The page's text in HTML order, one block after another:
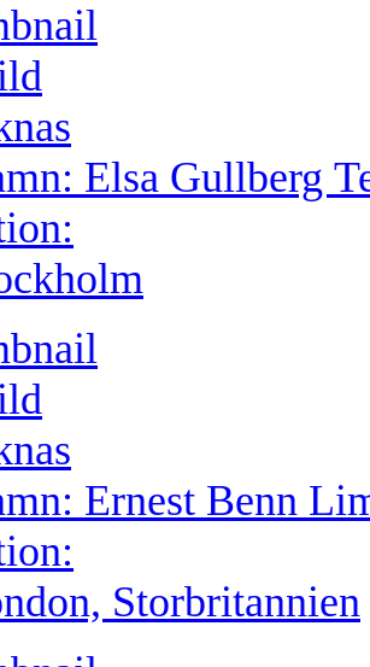
Elsa Gullberg
Ernest Benn
Storbritannien